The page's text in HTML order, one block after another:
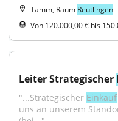
Tamm, Raum Reutlingen
Von 120.000,00 € bis
Leiter Strategischer
"...Strategischer Einkauf
uns an unserem